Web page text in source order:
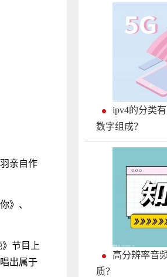
亲自作
》、
节目上
出属于
ipv4的分类
数字组成？
高分辨率音
质？